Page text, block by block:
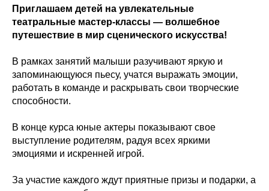
Приглашаем детей на увлекательные
театральные мастер-классы — волшебное
путешествие в мир сценического искусства!
В рамках занятий малыши разучивают яркую и
запоминающуюся пьесу, учатся выражать эмоции,
работать в команде и раскрывать свои творческие
способности.
В конце курса юные актеры показывают свое
выступление родителям, радуя всех яркими
эмоциями и искренней игрой.
За участие каждого ждут приятные призы и подарки, а